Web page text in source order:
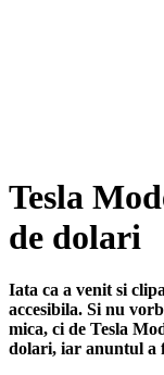
Tesla
de dolari
Iata ca a venit si
accesibila. Si nu
mica, ci de Tesla
dolari, iar anuntul a